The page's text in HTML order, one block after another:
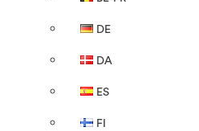
DE
DA
ES
FI